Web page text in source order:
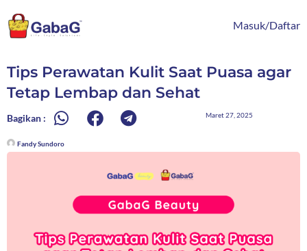
ke
konten
Masuk/Daftar
Tips Perawatan Kulit Saat Puasa agar
Tetap Lembap dan Sehat
Bagikan : Maret 27, 2025
Fandy Sundoro